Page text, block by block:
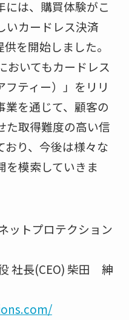
には、購買体験がこ
いカードレス決済
を開始しました。
おいてもカードレス
フティー）」をリリ
業を通じて、顧客の
た取得難度の高い信
おり、今後は様々な
を模索していきま
トプロテクション
社長(CEO) 柴田 紳